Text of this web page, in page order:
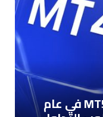
أوروبا 2026 كيف حملت
العراق